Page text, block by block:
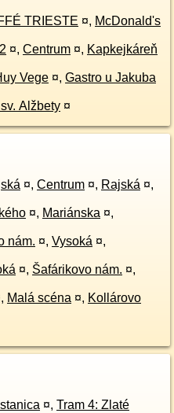
TRIESTE ¤, McDonald's
¤, Centrum ¤, Kapkejkáreň
Vege ¤, Gastro u Jakuba
Alžbety ¤
¤, Centrum ¤, Rajská ¤,
¤, Mariánska ¤,
nám. ¤, Vysoká ¤,
¤, Šafárikovo nám. ¤,
, Malá scéna ¤, Kollárovo
Hlavná stanica ¤, Tram 4: Zlaté